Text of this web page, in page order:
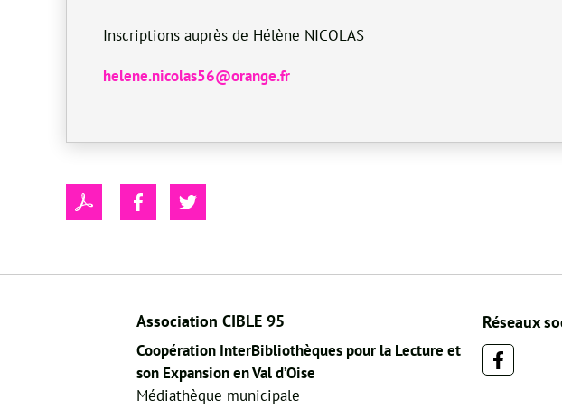
Inscriptions auprès de Hélène NICOLAS
helene.nicolas56@orange.fr
Association CIBLE 95
Coopération InterBibliothèques pour la Lecture et
son Expansion en Val d’Oise
Médiathèque municipale
Réseaux